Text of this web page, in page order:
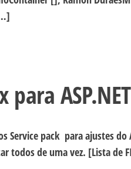
Service pack para ajustes do
todos de uma vez. [Lista de